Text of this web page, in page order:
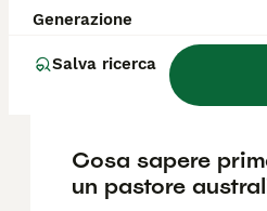
Generazione
Salva ricerca
Quali sono i
Pastore
Cosa sapere
un pastore